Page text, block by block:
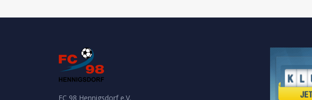
FC 98 Hennigsdorf e.V.